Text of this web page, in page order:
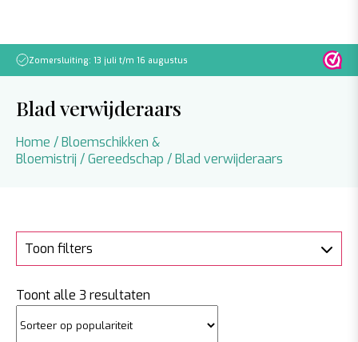
Zomersluiting: 13 juli t/m 16 augustus Let
Blad verwijderaars
Home /Bloemschikken &
Bloemistrij /Gereedschap / Blad verwijderaars
Toon filters
Toont alle 3 resultaten
populariteit